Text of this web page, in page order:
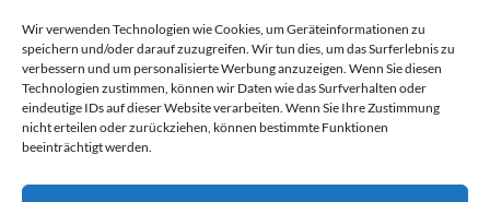
Wir verwenden Technologien wie Cookies, um Geräteinformationen zu
speichern und/oder darauf zuzugreifen. Wir tun dies, um das Surferlebnis zu
verbessern und um personalisierte Werbung anzuzeigen. Wenn Sie diesen
Technologien zustimmen, können wir Daten wie das Surfverhalten oder
eindeutige IDs auf dieser Website verarbeiten. Wenn Sie Ihre Zustimmung
nicht erteilen oder zurückziehen, können bestimmte Funktionen
beeinträchtigt werden.